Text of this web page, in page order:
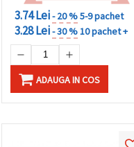
3.74 Lei- 20 %5-9 pachet
3.28 Lei- 30 %10 pachet +
ADAUGA IN COS